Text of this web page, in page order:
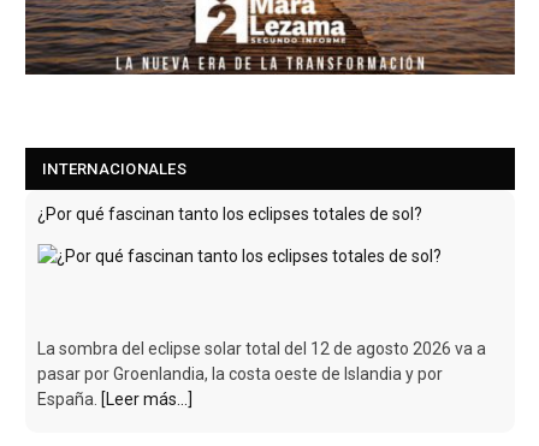
INTERNACIONALES
¿Por qué fascinan tanto los eclipses totales de sol?
La sombra del eclipse solar total del 12 de agosto 2026 va a
pasar por Groenlandia, la costa oeste de Islandia y por
España. [Leer más...]